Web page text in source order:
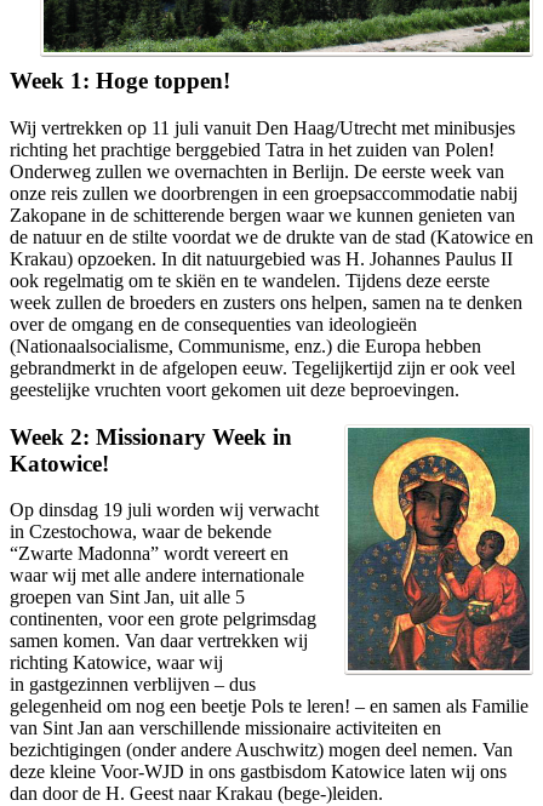
Week 1: Hoge toppen!
Wij vertrekken op 11 juli vanuit Den Haag/Utrecht met minibusjes
richting het prachtige berggebied Tatra in het zuiden van Polen!
Onderweg zullen we overnachten in Berlijn. De eerste week van
onze reis zullen we doorbrengen in een groepsaccommodatie nabij
Zakopane in de schitterende bergen waar we kunnen genieten van
de natuur en de stilte voordat we de drukte van de stad (Katowice en
Krakau) opzoeken. In dit natuurgebied was H. Johannes Paulus II
ook regelmatig om te skiën en te wandelen. Tijdens deze eerste
week zullen de broeders en zusters ons helpen, samen na te denken
over de omgang en de consequenties van ideologieën
(Nationaalsocialisme, Communisme, enz.) die Europa hebben
gebrandmerkt in de afgelopen eeuw. Tegelijkertijd zijn er ook veel
geestelijke vruchten voort gekomen uit deze beproevingen.
Week 2: Missionary Week in
Katowice!
Op dinsdag 19 juli worden wij verwacht
in Czestochowa, waar de bekende
“Zwarte Madonna” wordt vereert en
waar wij met alle andere internationale
groepen van Sint Jan, uit alle 5
continenten, voor een grote pelgrimsdag
samen komen. Van daar vertrekken wij
richting Katowice, waar wij
in gastgezinnen verblijven – dus
gelegenheid om nog een beetje Pols te leren! – en samen als Familie
van Sint Jan aan verschillende missionaire activiteiten en
bezichtigingen (onder andere Auschwitz) mogen deel nemen. Van
deze kleine Voor-WJD in ons gastbisdom Katowice laten wij ons
dan door de H. Geest naar Krakau (bege-)leiden.